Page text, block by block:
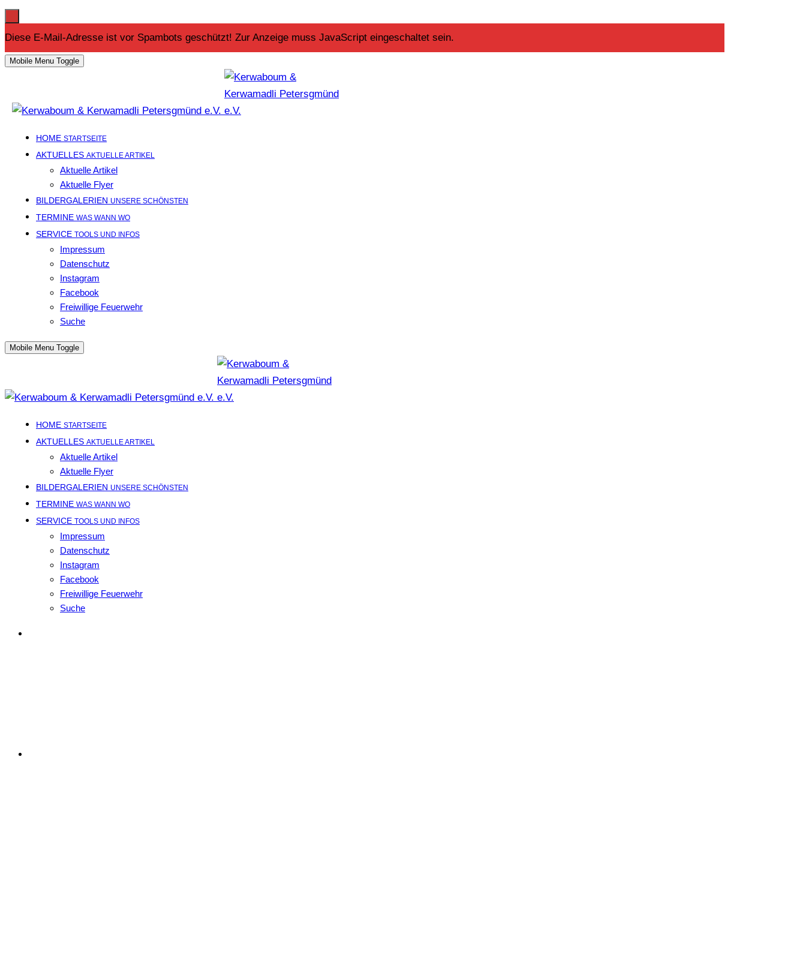
Diese E-Mail-Adresse ist vor Spambots geschützt! Zur Anzeige muss JavaScript eingeschaltet sein.
Mobile Menu Toggle
HOME STARTSEITE
AKTUELLES AKTUELLE ARTIKEL
Aktuelle Artikel
Aktuelle Flyer
BILDERGALERIEN UNSERE SCHÖNSTEN
TERMINE WAS WANN WO
SERVICE TOOLS UND INFOS
Impressum
Datenschutz
Instagram
Facebook
Freiwillige Feuerwehr
Suche
Mobile Menu Toggle
HOME STARTSEITE
AKTUELLES AKTUELLE ARTIKEL
Aktuelle Artikel
Aktuelle Flyer
BILDERGALERIEN UNSERE SCHÖNSTEN
TERMINE WAS WANN WO
SERVICE TOOLS UND INFOS
Impressum
Datenschutz
Instagram
Facebook
Freiwillige Feuerwehr
Suche